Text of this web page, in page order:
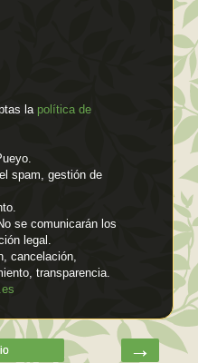
la política de
spam, gestión de
se comunicarán los
legal.
cancelación,
transparencia.
→